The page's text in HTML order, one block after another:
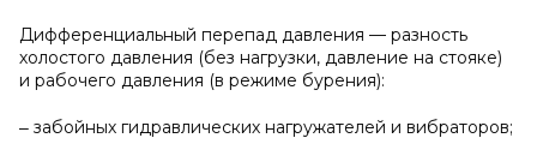
Дифференциальный перепад давления — разность
холостого давления (без нагрузки, давление на стояке)
и рабочего давления (в режиме бурения):
‒ забойных гидравлических нагружателей и вибраторов;